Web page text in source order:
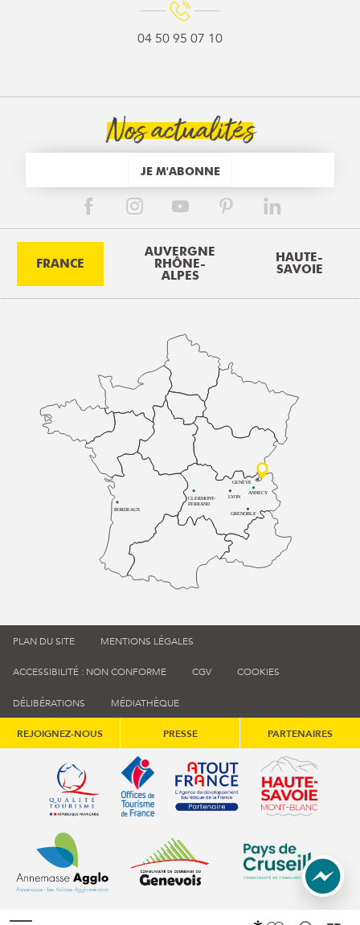
04 50 95 07 10
Nos actualités
JE M'ABONNE
FRANCE
AUVERGNE
RHÔNE-
ALPES
HAUTE-
SAVOIE
BORDEAUX
CLERMONT-
FERRAND
LYON
ANNECY
GRENOBLE
GENÈVE
PLAN DU SITE MENTIONS LÉGALES
ACCESSIBILITÉ : NON CONFORME CGV COOKIES
DÉLIBÉRATIONS MÉDIATHÈQUE
REJOIGNEZ-NOUS PRESSE PARTENAIRES
Qualité tourisme (s'ouvre dans une nouvelle fenêtre)
Office de tourisme de France (s'ouvre
Atout France (s'ouvre dans
Annemasse Agglo (s'ouvre dans une nouvelle fenêtre)
Communauté de communes du
Communauté de